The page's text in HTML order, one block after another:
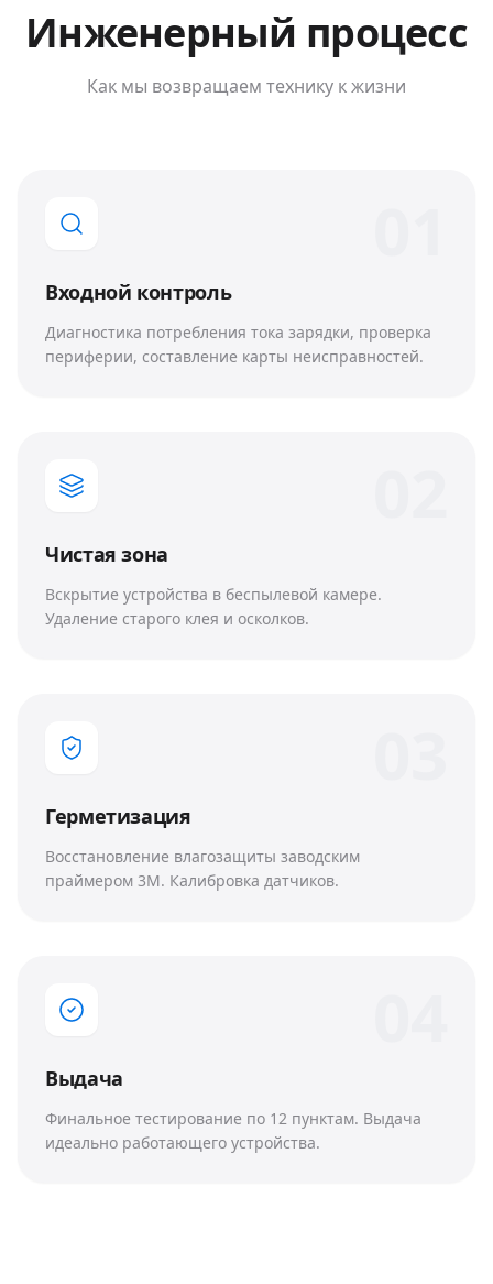
Инженерный процесс
Как мы возвращаем технику к жизни
Входной контроль
Диагностика потребления тока зарядки, проверка
периферии, составление карты неисправностей.
Чистая зона
Вскрытие устройства в беспылевой камере.
Удаление старого клея и осколков.
Герметизация
Восстановление влагозащиты заводским
праймером 3M. Калибровка датчиков.
Выдача
Финальное тестирование по 12 пунктам. Выдача
идеально работающего устройства.